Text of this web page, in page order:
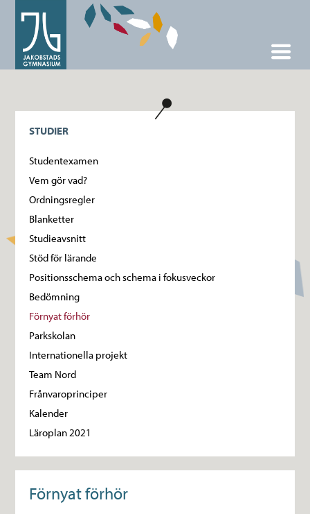
STUDIER
Studentexamen
Vem gör vad?
Ordningsregler
Blanketter
Studieavsnitt
Stöd för lärande
Positionsschema och schema i fokusveckor
Bedömning
Förnyat förhör
Parkskolan
Internationella projekt
Team Nord
Frånvaroprinciper
Kalender
Läroplan 2021
Förnyat förhör